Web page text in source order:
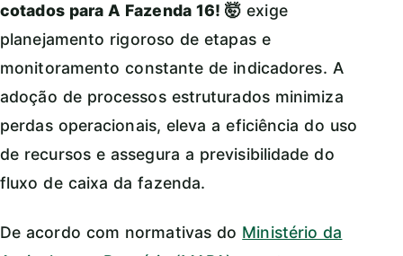
cotados para A Fazenda 16! 🤯 exige
planejamento rigoroso de etapas e
monitoramento constante de indicadores. A
adoção de processos estruturados minimiza
perdas operacionais, eleva a eficiência do uso
de recursos e assegura a previsibilidade do
fluxo de caixa da fazenda.
De acordo com normativas do Ministério da